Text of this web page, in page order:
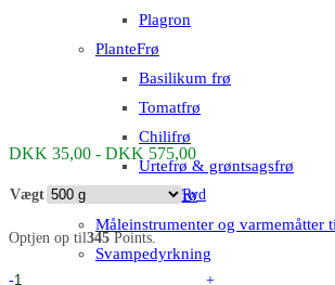
Plagron
PlanteFrø
Basilikum frø
Tomatfrø
Chilifrø
Urtefrø & grøntsagsfrø
Økologiske frø
Måleinstrumenter og varmemåtter
Svampedyrkning
DKK 35,00 - DKK 575,00Prisinterval:
DKK 35,00
til
DKK 575,00
Vægt Ryd
Optjen op til345 Points.
Kale
- +